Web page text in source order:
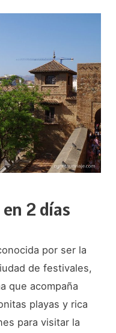
2 días
por ser la
de festivales,
que acompaña
playas y rica
para visitar la